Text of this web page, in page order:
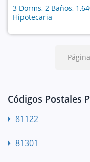
3 Dorms, 2 Baños,
Hipotecaria
Códigos Postales
81122
81301